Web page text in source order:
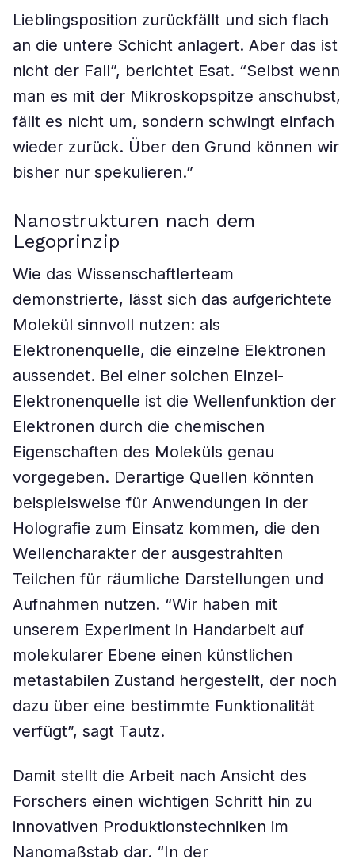
Lieblingsposition zurückfällt und sich flach
an die untere Schicht anlagert. Aber das ist
nicht der Fall”, berichtet Esat. “Selbst wenn
man es mit der Mikroskopspitze anschubst,
fällt es nicht um, sondern schwingt einfach
wieder zurück. Über den Grund können wir
bisher nur spekulieren.”
Nanostrukturen nach dem
Legoprinzip
Wie das Wissenschaftlerteam
demonstrierte, lässt sich das aufgerichtete
Molekül sinnvoll nutzen: als
Elektronenquelle, die einzelne Elektronen
aussendet. Bei einer solchen Einzel-
Elektronenquelle ist die Wellenfunktion der
Elektronen durch die chemischen
Eigenschaften des Moleküls genau
vorgegeben. Derartige Quellen könnten
beispielsweise für Anwendungen in der
Holografie zum Einsatz kommen, die den
Wellencharakter der ausgestrahlten
Teilchen für räumliche Darstellungen und
Aufnahmen nutzen. “Wir haben mit
unserem Experiment in Handarbeit auf
molekularer Ebene einen künstlichen
metastabilen Zustand hergestellt, der noch
dazu über eine bestimmte Funktionalität
verfügt”, sagt Tautz.
Damit stellt die Arbeit nach Ansicht des
Forschers einen wichtigen Schritt hin zu
innovativen Produktionstechniken im
Nanomaßstab dar. “In der